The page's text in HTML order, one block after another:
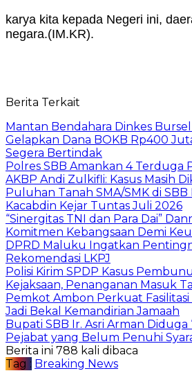
karya kita kepada Negeri ini,
negara.(IM.KR).
Berita Terkait
Mantan Bendahara Dinkes
Gelapkan Dana BOKB Rp400
Segera Bertindak
Polres SBB Amankan 4 Terduga
AKBP Andi Zulkifli: Kasus Masih
Puluhan Tanah SMA/SMK di
Kacabdin Kejar Tuntas Juli 2026
“Sinergitas TNI dan Para Dai”
Komitmen Kebangsaan Demi
DPRD Maluku Ingatkan
Rekomendasi LKPJ
Polisi Kirim SPDP Kasus
Kejaksaan, Penanganan Masuk
Pemkot Ambon Perkuat Fasilitasi
Jadi Bekal Kemandirian Jamaah
Bupati SBB Ir. Asri Arman Diduga
Pejabat yang Belum Penuhi
Berita ini 788 kali dibaca
Tag : Breaking News